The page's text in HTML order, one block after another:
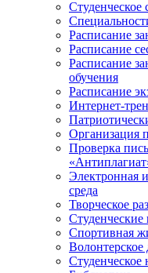
Студенческое
Расписание
Расписание
Расписание
обучения
Расписание
Интернет-
Организация
Проверка
Электронная
среда
Творческое
Студенческие
Спортивная
Студенческое